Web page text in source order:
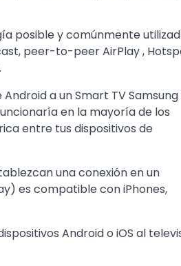
posible y comúnmente
peer-to-peer AirPlay ,
a un Smart TV Samsung
en la mayoría de los
entre tus dispositivos de
una conexión en un
es compatible con iPhones,
Android o iOS al